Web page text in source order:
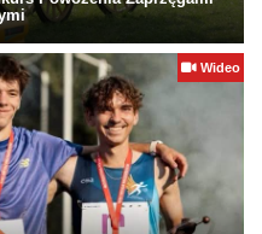
Wideo